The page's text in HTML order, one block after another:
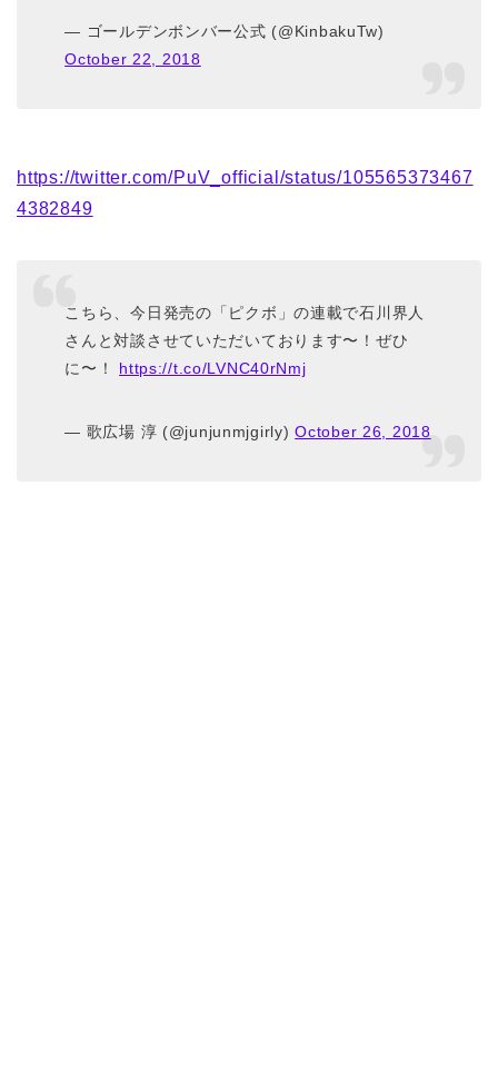
— ゴールデンボンバー公式 (@KinbakuTw)
October 22, 2018
https://twitter.com/PuV_official/status/105565373467
4382849
こちら、今日発売の「ピクボ」の連載で石川界人
さんと対談させていただいております〜！ぜひ
に〜！ https://t.co/LVNC40rNmj
— 歌広場 淳 (@junjunmjgirly)October 26, 2018